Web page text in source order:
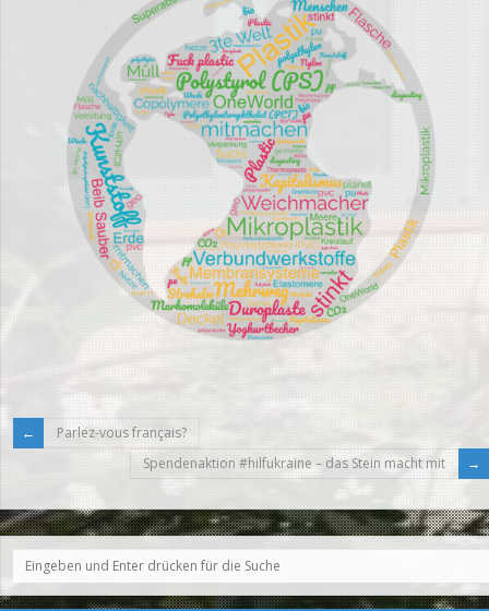
Parlez-vous français?
Spendenaktion #hilfukraine – das Stein macht mit